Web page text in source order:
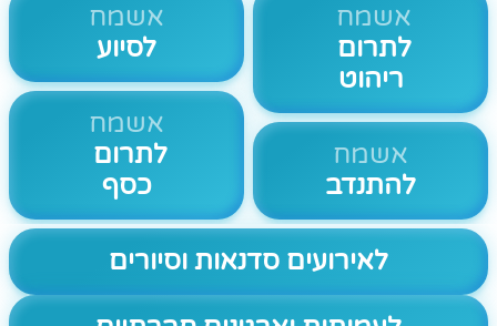
אשמח
לתרום
ריהוט
אשמח
להתנדב
אשמח
לסיוע
אשמח
לתרום
כסף
לאירועים סדנאות וסיורים